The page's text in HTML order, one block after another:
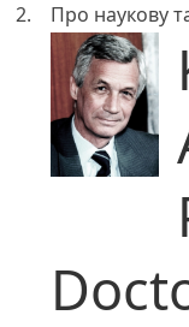
2.
Про наукову